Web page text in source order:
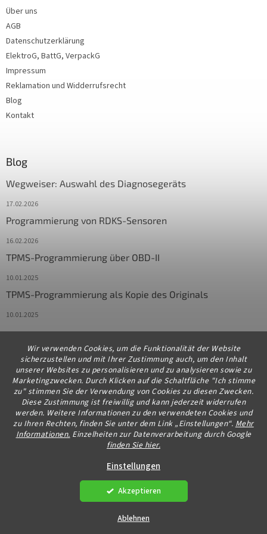
Wir verwenden Cookies, um die Funktionalität der Website
sicherzustellen und mit Ihrer Zustimmung auch, um den Inhalt
unserer Websites zu personalisieren und zu analysieren sowie zu
Marketingzwecken. Durch Klicken auf die Schaltfläche "Ich stimme
zu" stimmen Sie der Verwendung von Cookies zu diesen Zwecken.
Diese Zustimmung ist freiwillig und kann jederzeit widerrufen
werden. Weitere Informationen zu den verwendeten Cookies und
zu Ihren Rechten, finden Sie unter dem Link „Einstellungen“. Mehr
Informationen. Einzelheiten zur Datenverarbeitung durch Google
finden Sie hier.
Einstellungen
Ablehnen
Akzeptieren
Über uns
AGB
Datenschutzerklärung
ElektroG, BattG, VerpackG
Impressum
Reklamation und Widderrufsrecht
Blog
Kontakt
Blog
Wegweiser: Auswahl des Diagnosegeräts
17.02.2026
Programmierung von RDKS-Sensoren
16.02.2026
TPMS-Programmierung über OBD-II
10.01.2025
TPMS-Programmierung als Kopie des Originals
10.01.2025
Kontakt
info@diagstore.de
+491706654834
Erstellt von Shoptet Premium
diagstore.de. Alle Rechte vorbehalten.
Einstellungen ändern